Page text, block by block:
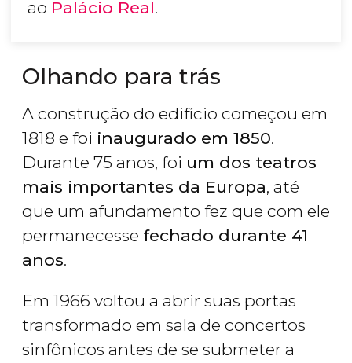
ao Palácio Real.
Olhando para trás
A construção do edifício começou em
1818 e foi inaugurado em 1850.
Durante 75 anos, foi um dos teatros
mais importantes da Europa, até
que um afundamento fez que com ele
permanecesse fechado durante 41
anos.
Em 1966 voltou a abrir suas portas
transformado em sala de concertos
sinfônicos antes de se submeter a